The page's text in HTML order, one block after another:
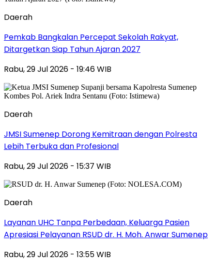
Daerah
Pemkab Bangkalan Percepat Sekolah Rakyat,
Ditargetkan Siap Tahun Ajaran 2027
Rabu, 29 Jul 2026 - 19:46 WIB
Daerah
JMSI Sumenep Dorong Kemitraan dengan Polresta
Lebih Terbuka dan Profesional
Rabu, 29 Jul 2026 - 15:37 WIB
Daerah
Layanan UHC Tanpa Perbedaan, Keluarga Pasien
Apresiasi Pelayanan RSUD dr. H. Moh. Anwar Sumenep
Rabu, 29 Jul 2026 - 13:55 WIB